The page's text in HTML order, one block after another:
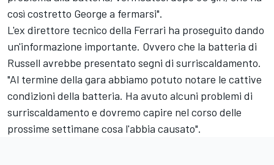
così costretto George a fermarsi".
L'ex direttore tecnico della Ferrari ha proseguito dando
un'informazione importante. Ovvero che la batteria di
Russell avrebbe presentato segni di surriscaldamento.
"Al termine della gara abbiamo potuto notare le cattive
condizioni della batteria. Ha avuto alcuni problemi di
surriscaldamento e dovremo capire nel corso delle
prossime settimane cosa l'abbia causato".